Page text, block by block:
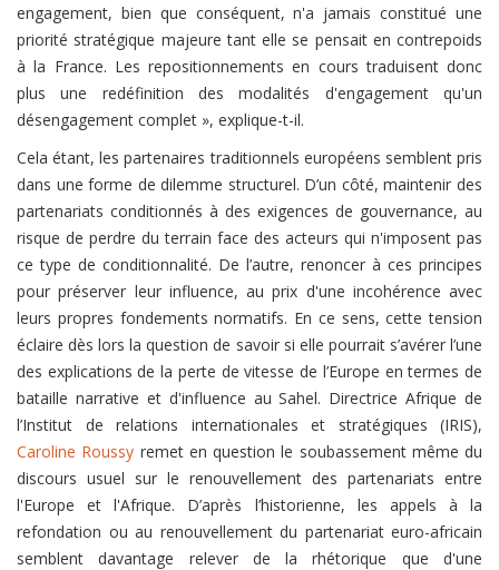
engagement, bien que conséquent, n'a jamais constitué une
priorité stratégique majeure tant elle se pensait en contrepoids
à la France. Les repositionnements en cours traduisent donc
plus une redéfinition des modalités d'engagement qu'un
désengagement complet », explique-t-il.
Cela étant, les partenaires traditionnels européens semblent pris
dans une forme de dilemme structurel. D’un côté, maintenir des
partenariats conditionnés à des exigences de gouvernance, au
risque de perdre du terrain face des acteurs qui n'imposent pas
ce type de conditionnalité. De l’autre, renoncer à ces principes
pour préserver leur influence, au prix d'une incohérence avec
leurs propres fondements normatifs. En ce sens, cette tension
éclaire dès lors la question de savoir si elle pourrait s’avérer l’une
des explications de la perte de vitesse de l’Europe en termes de
bataille narrative et d'influence au Sahel. Directrice Afrique de
l’Institut de relations internationales et stratégiques (IRIS),
Caroline Roussy remet en question le soubassement même du
discours usuel sur le renouvellement des partenariats entre
l'Europe et l'Afrique. D’après l’historienne, les appels à la
refondation ou au renouvellement du partenariat euro-africain
semblent davantage relever de la rhétorique que d'une